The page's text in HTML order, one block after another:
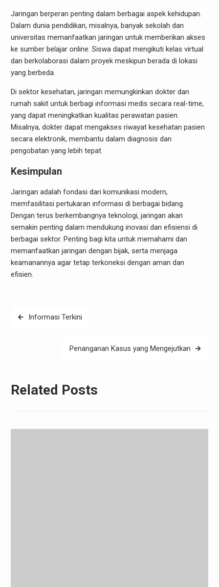
Jaringan berperan penting dalam berbagai aspek kehidupan.
Dalam dunia pendidikan, misalnya, banyak sekolah dan
universitas memanfaatkan jaringan untuk memberikan akses
ke sumber belajar online. Siswa dapat mengikuti kelas virtual
dan berkolaborasi dalam proyek meskipun berada di lokasi
yang berbeda.
Di sektor kesehatan, jaringan memungkinkan dokter dan
rumah sakit untuk berbagi informasi medis secara real-time,
yang dapat meningkatkan kualitas perawatan pasien.
Misalnya, dokter dapat mengakses riwayat kesehatan pasien
secara elektronik, membantu dalam diagnosis dan
pengobatan yang lebih tepat.
Kesimpulan
Jaringan adalah fondasi dari komunikasi modern,
memfasilitasi pertukaran informasi di berbagai bidang.
Dengan terus berkembangnya teknologi, jaringan akan
semakin penting dalam mendukung inovasi dan efisiensi di
berbagai sektor. Penting bagi kita untuk memahami dan
memanfaatkan jaringan dengan bijak, serta menjaga
keamanannya agar tetap terkoneksi dengan aman dan
efisien.
PostInformasi Terkini
Penanganan Kasus yang Mengejutkan
Related Posts